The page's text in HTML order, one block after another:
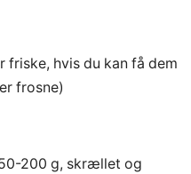
hvis du kan få dem
frosne)
200 g, skrællet og